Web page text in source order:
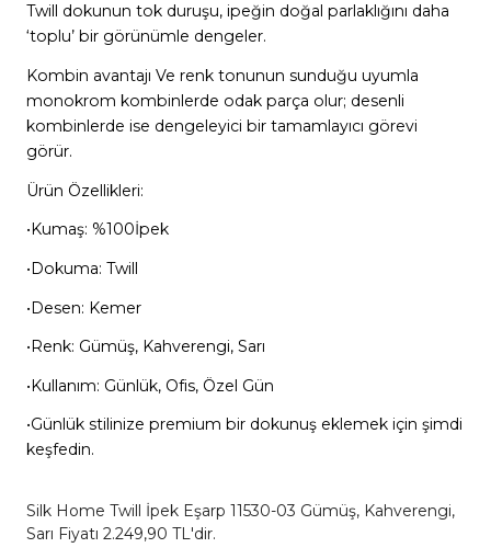
Twill dokunun tok duruşu, ipeğin doğal parlaklığını daha
‘toplu’ bir görünümle dengeler.
Kombin avantajı Ve renk tonunun sunduğu uyumla
monokrom kombinlerde odak parça olur; desenli
kombinlerde ise dengeleyici bir tamamlayıcı görevi
görür.
Ürün Özellikleri:
•Kumaş: %100İpek
•Dokuma: Twill
•Desen: Kemer
•Renk: Gümüş, Kahverengi, Sarı
•Kullanım: Günlük, Ofis, Özel Gün
•Günlük stilinize premium bir dokunuş eklemek için şimdi
keşfedin.
Silk Home Twill İpek Eşarp 11530-03 Gümüş, Kahverengi,
Sarı Fiyatı 2.249,90 TL'dir.